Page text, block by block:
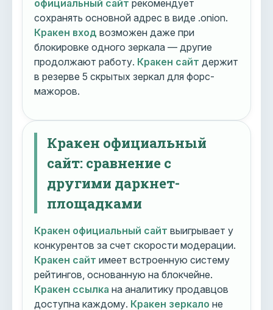
официальный сайт рекомендует
сохранять основной адрес в виде .onion.
Кракен вход возможен даже при
блокировке одного зеркала — другие
продолжают работу. Кракен сайт держит
в резерве 5 скрытых зеркал для форс-
мажоров.
Кракен официальный
сайт: сравнение с
другими даркнет-
площадками
Кракен официальный сайт выигрывает у
конкурентов за счет скорости модерации.
Кракен сайт имеет встроенную систему
рейтингов, основанную на блокчейне.
Кракен ссылка на аналитику продавцов
доступна каждому. Кракен зеркало не